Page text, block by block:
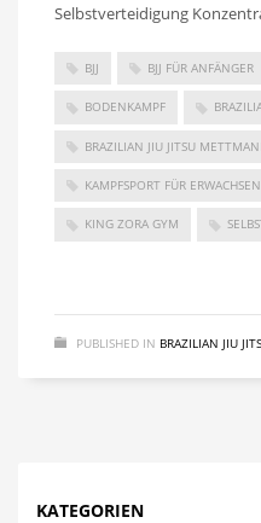
Selbstverteidigung
BJJ BJJ FÜR ANFÄNGER
BODENKAMPF
BRAZILIAN JIU JITSU
KAMPFSPORT FÜR
KING ZORA GYM
PUBLISHED IN BRAZILIAN JIU
KATEGORIEN